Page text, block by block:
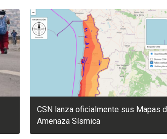
CSN lanza oficialmente sus Mapas
Amenaza Sísmica